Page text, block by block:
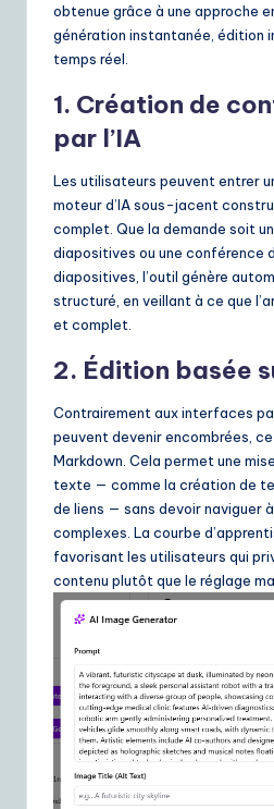
obtenue grâce à une approche
génération instantanée, édition
temps réel.
1. Création de
par l’IA
Les utilisateurs peuvent entrer
moteur d’IA sous-jacent
complet. Que la demande soit
diapositives ou une conférence
diapositives, l’outil génère
structuré, en veillant à ce que
et complet.
2. Édition basée
Contrairement aux interfaces
peuvent devenir encombrées,
Markdown. Cela permet une
texte — comme la création de
de liens — sans devoir naviguer
complexes. La courbe
favorisant les utilisateurs qui
contenu plutôt que le réglage